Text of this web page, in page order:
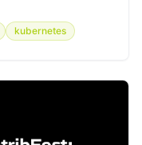
kubernetes